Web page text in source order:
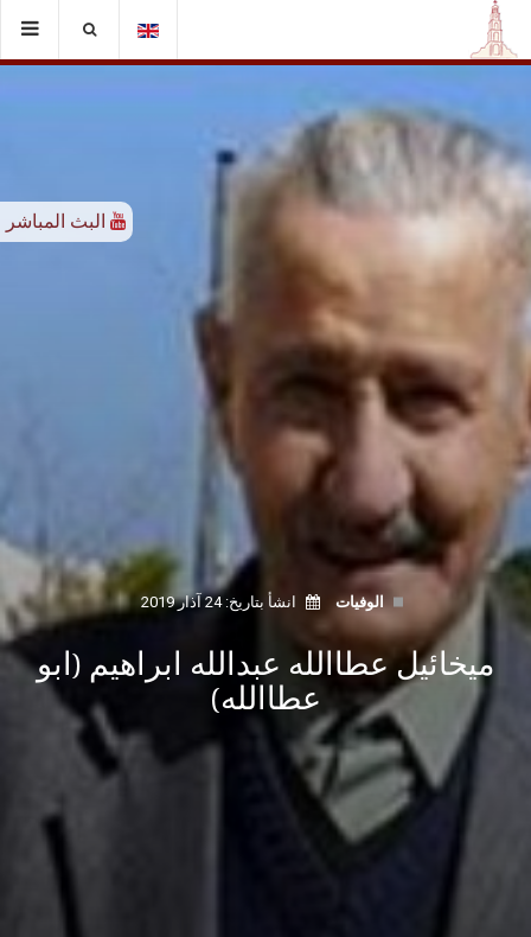
الوفيات انشأ بتاريخ: 24 آذار 2019
ميخائيل عطاالله عبدالله ابراهيم (ابو
عطاالله)
البث المباشر